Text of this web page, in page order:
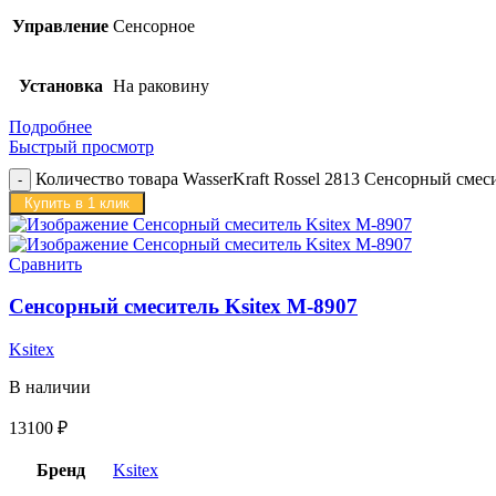
Управление Сенсорное
Установка На раковину
Подробнее
Быстрый просмотр
Количество товара WasserKraft Rossel 2813 Сенсорный
Купить в 1 клик
Сравнить
Сенсорный смеситель Ksitex M-8907
Ksitex
В наличии
13100 ₽
Бренд Ksitex